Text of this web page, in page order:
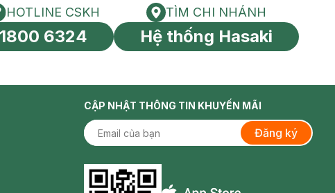
uy tín toàn cầu
HOTLINE CSKH
HOTLINE CSKH
1800 6324
Tìm chi nhánh
TÌM CHI NHÁNH
Hệ thống Hasaki
CẬP NHẬT THÔNG TIN KHUYẾN MÃI
Đăng ký